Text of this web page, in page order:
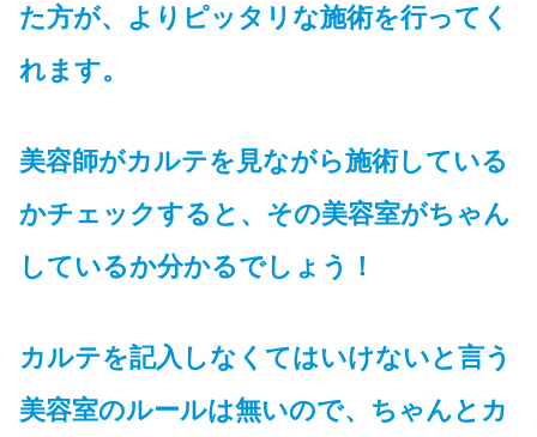
た方が、よりピッタリな施術を行ってく
れます。
美容師がカルテを見ながら施術している
かチェックすると、その美容室がちゃん
しているか分かるでしょう！
カルテを記入しなくてはいけないと言う
美容室のルールは無いので、ちゃんとカ